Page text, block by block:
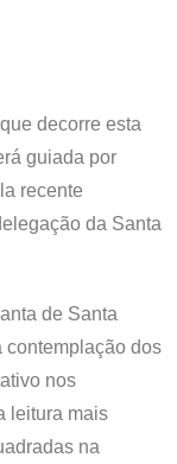
decorre esta
guiada por
recente
da Santa
de Santa
contemplação dos
nos
leitura mais
na